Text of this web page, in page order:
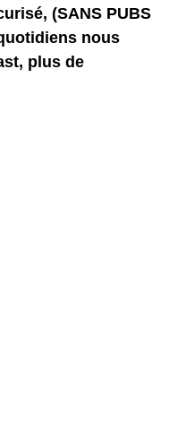
(SANS PUBS
nous
plus de